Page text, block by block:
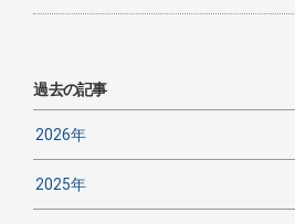
過去の記事
2026年
2025年